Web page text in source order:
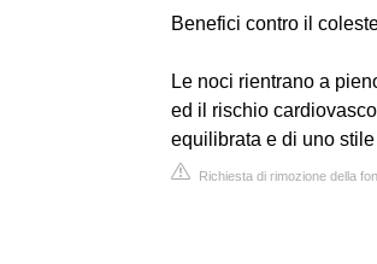
Benefici contro il
Le noci rientrano a
ed il rischio
equilibrata e di uno
Richiesta di rimozione della